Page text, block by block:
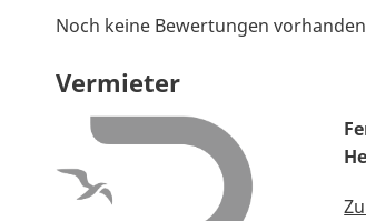
Noch keine Bewertungen
Vermieter